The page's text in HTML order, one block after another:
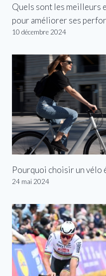
Quels sont les meilleurs
pour améliorer ses
10 décembre 2024
Pourquoi choisir un vélo
24 mai 2024